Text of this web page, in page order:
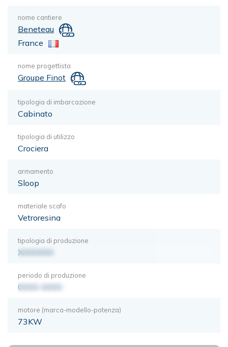
nome cantiere
Beneteau
France
nome progettista
Groupe Finot
tipologia di imbarcazione
Cabinato
tipologia di utilizzo
Crociera
armamento
Sloop
materiale scafo
Vetroresina
tipologia di produzione
XXXXXXX
periodo di produzione
0000-0000
motore (marca-modello-potenza)
73KW